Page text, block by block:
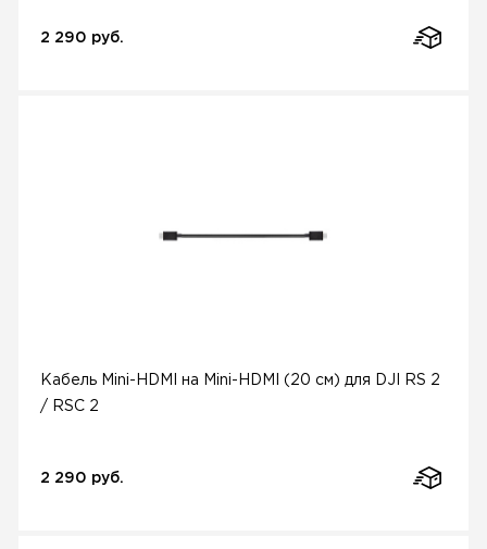
2 290 руб.
Кабель Mini-HDMI на Mini-HDMI (20 см) для DJI RS 2
/ RSC 2
2 290 руб.